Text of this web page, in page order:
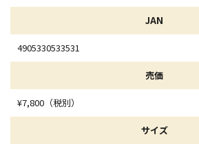
JAN
4905330533531
売価
¥7,800（税別）
サイズ